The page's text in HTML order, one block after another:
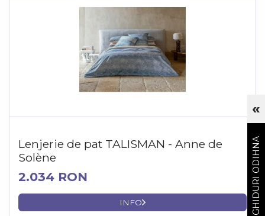
Lenjerie de pat TALISMAN - Anne de
Solène
2.034 RON
INFO
«
GHIDURI ODIHNA